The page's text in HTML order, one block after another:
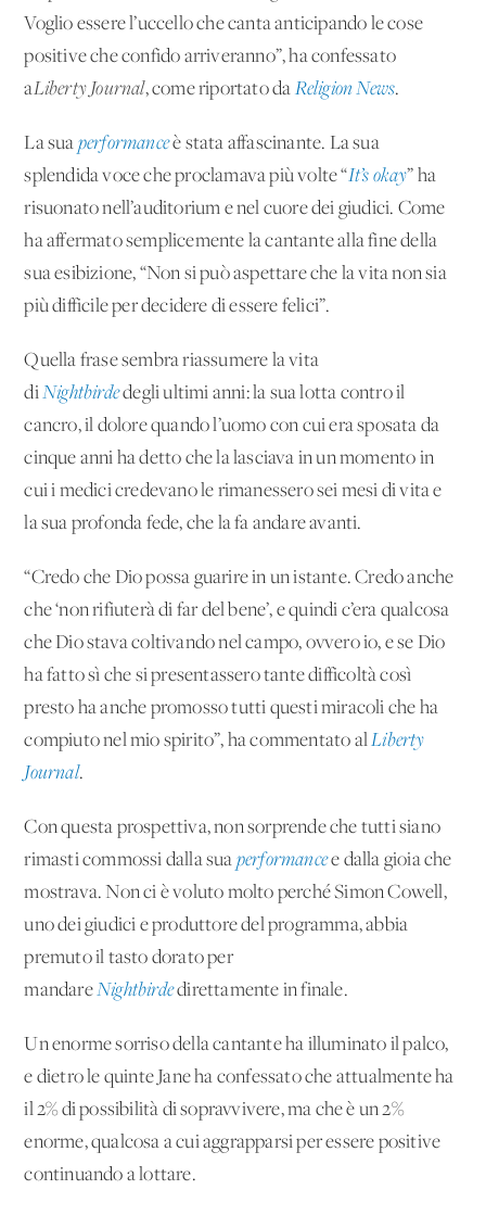
Voglio essere l’uccello che canta anticipando le cose
positive che confido arriveranno”, ha confessato
aLiberty Journal, come riportato da Religion News.
La sua performanceè stata affascinante. La sua
splendida voce che proclamava più volte “It’s okay” ha
risuonato nell’auditorium e nel cuore dei giudici. Come
ha affermato semplicemente la cantante alla fine della
sua esibizione, “Non si può aspettare che la vita non sia
più difficile per decidere di essere felici”.
Quella frase sembra riassumere la vita
diNightbirdedegli ultimi anni: la sua lotta contro il
cancro, il dolore quando l’uomo con cui era sposata da
cinque anni ha detto che la lasciava in un momento in
cui i medici credevano le rimanessero sei mesi di vita e
la sua profonda fede, che la fa andare avanti.
“Credo che Dio possa guarire in un istante. Credo anche
che ‘non rifiuterà di far del bene’, e quindi c’era qualcosa
che Dio stava coltivando nel campo, ovvero io, e se Dio
ha fatto sì che si presentassero tante difficoltà così
presto ha anche promosso tutti questi miracoli che ha
compiuto nel mio spirito”, ha commentato alLiberty
Journal.
Con questa prospettiva, non sorprende che tutti siano
rimasti commossi dalla sua performancee dalla gioia che
mostrava. Non ci è voluto molto perché Simon Cowell,
uno dei giudici e produttore del programma, abbia
premuto il tasto dorato per
mandareNightbirdedirettamente in finale.
Un enorme sorriso della cantante ha illuminato il palco,
e dietro le quinte Jane ha confessato che attualmente ha
il 2% di possibilità di sopravvivere, ma che è un 2%
enorme, qualcosa a cui aggrapparsi per essere positive
continuando a lottare.